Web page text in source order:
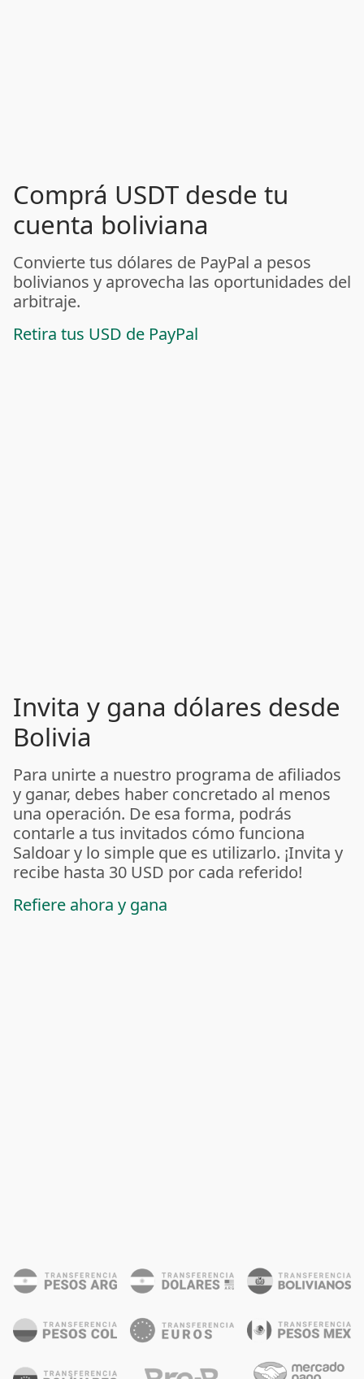
Comprá USDT desde tu
cuenta boliviana
Convierte tus dólares de PayPal a pesos
bolivianos y aprovecha las oportunidades del
arbitraje.
Retira tus USD de PayPal
Invita y gana dólares desde
Bolivia
Para unirte a nuestro programa de afiliados
y ganar, debes haber concretado al menos
una operación. De esa forma, podrás
contarle a tus invitados cómo funciona
Saldoar y lo simple que es utilizarlo. ¡Invita y
recibe hasta 30 USD por cada referido!
Refiere ahora y gana